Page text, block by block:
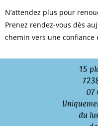
N’attendez plus pour
Prenez rendez-vous dès
chemin vers une
15
07
du